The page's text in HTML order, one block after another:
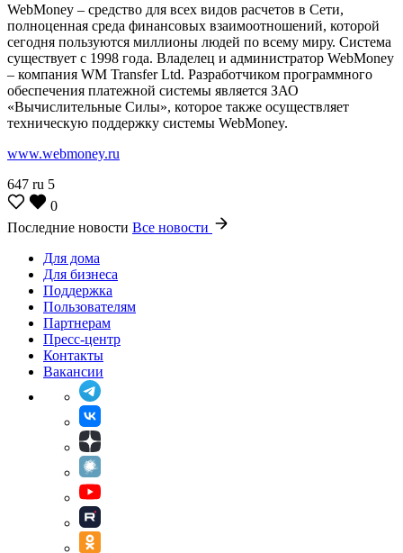
WebMoney – средство для всех видов расчетов в Сети,
полноценная среда финансовых взаимоотношений, которой
сегодня пользуются миллионы людей по всему миру. Система
существует с 1998 года. Владелец и администратор WebMoney
– компания WM Transfer Ltd. Разработчиком программного
обеспечения платежной системы является ЗАО
«Вычислительные Силы», которое также осуществляет
техническую поддержку системы WebMoney.
www.webmoney.ru
647 ru 5
0
Последние новости Все новости
Для дома
Для бизнеса
Поддержка
Пользователям
Партнерам
Пресс-центр
Контакты
Вакансии